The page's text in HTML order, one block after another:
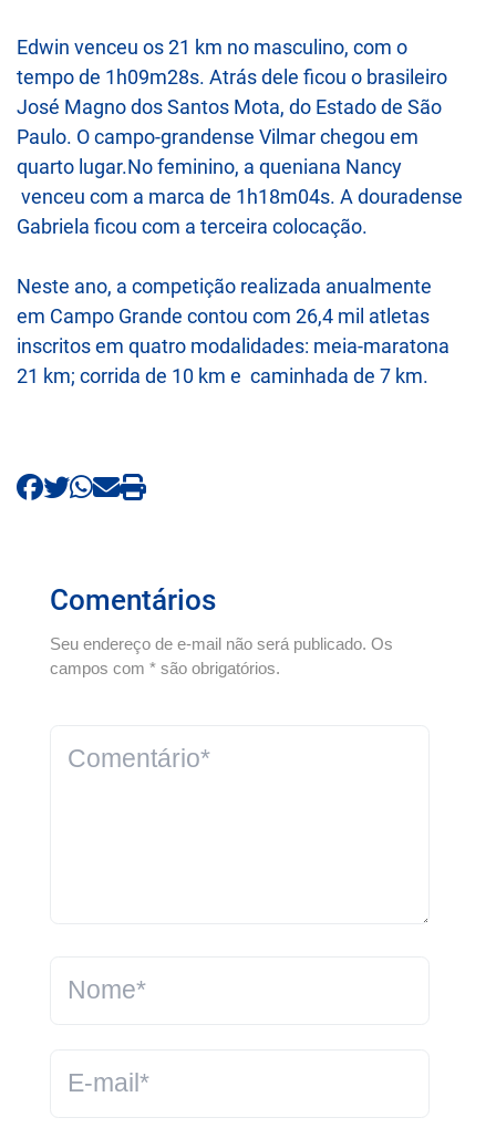
Edwin venceu os 21 km no masculino, com o
tempo de 1h09m28s. Atrás dele ficou o brasileiro
José Magno dos Santos Mota, do Estado de São
Paulo. O campo-grandense Vilmar chegou em
quarto lugar.No feminino, a queniana Nancy
venceu com a marca de 1h18m04s. A douradense
Gabriela ficou com a terceira colocação.
Neste ano, a competição realizada anualmente
em Campo Grande contou com 26,4 mil atletas
inscritos em quatro modalidades: meia-maratona
21 km; corrida de 10 km e caminhada de 7 km.
Comentários
Seu endereço de e-mail não será publicado. Os
campos com * são obrigatórios.